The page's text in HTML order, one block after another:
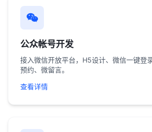
公众帐号开发
接入微信开放平台，H5设计、微信一键登
预约、微留言。
查看详情